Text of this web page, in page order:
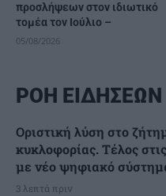
προσλήψεων στον ιδιωτικό
τομέα τον Ιούλιο –
05/08/2026
ΡΟΗ ΕΙΔΗΣΕΩΝ
Οριστική λύση στο
κυκλοφορίας. Τέλος
με νέο ψηφιακό
3 λεπτά πριν